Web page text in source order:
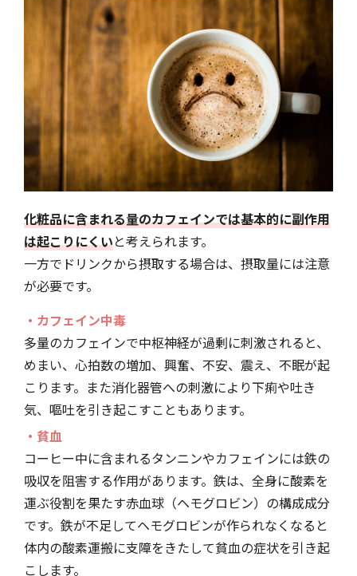
化粧品に含まれる量のカフェインでは基本的に副作用
は起こりにくいと考えられます。
一方でドリンクから摂取する場合は、摂取量には注意
が必要です。
・カフェイン中毒
多量のカフェインで中枢神経が過剰に刺激されると、
めまい、心拍数の増加、興奮、不安、震え、不眠が起
こります。また消化器管への刺激により下痢や吐き
気、嘔吐を引き起こすこともあります。
・貧血
コーヒー中に含まれるタンニンやカフェインには鉄の
吸収を阻害する作用があります。鉄は、全身に酸素を
運ぶ役割を果たす赤血球（ヘモグロビン）の構成成分
です。鉄が不足してヘモグロビンが作られなくなると
体内の酸素運搬に支障をきたして貧血の症状を引き起
こします。